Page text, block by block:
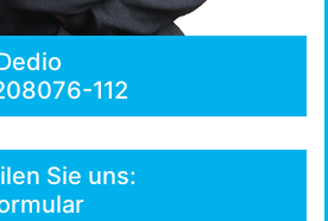
112
Sie uns: